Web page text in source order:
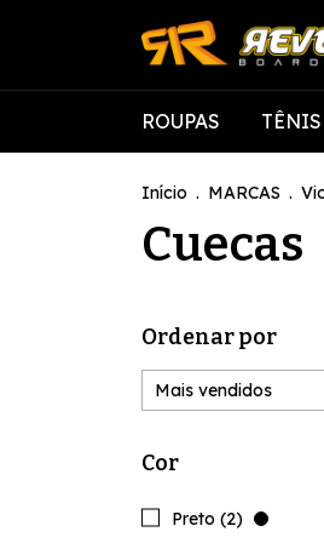
ROUPAS TÊNIS
Início . MARCAS .
Cuecas
Ordenar por
Cor
Preto (2)